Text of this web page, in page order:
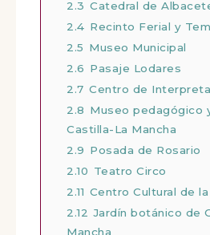
2.3 Catedral de
2.4 Recinto Ferial y
2.5 Museo Municipal
2.6 Pasaje Lodares
2.7 Centro de
2.8 Museo pedagógico
Castilla-La Mancha
2.9 Posada de Rosario
2.10 Teatro Circo
2.11 Centro Cultural de
2.12 Jardín botánico de
Mancha